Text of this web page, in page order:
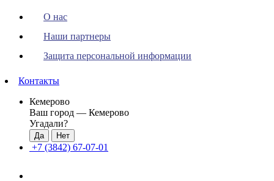
О нас
Наши партнеры
Защита персональной информации
Контакты
Кемерово
Ваш город — Кемерово
Угадали?
+7 (3842) 67-07-01